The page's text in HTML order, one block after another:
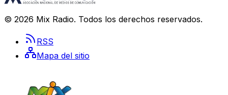
© 2026 Mix Radio. Todos los derechos reservados.
RSS
Mapa del sitio